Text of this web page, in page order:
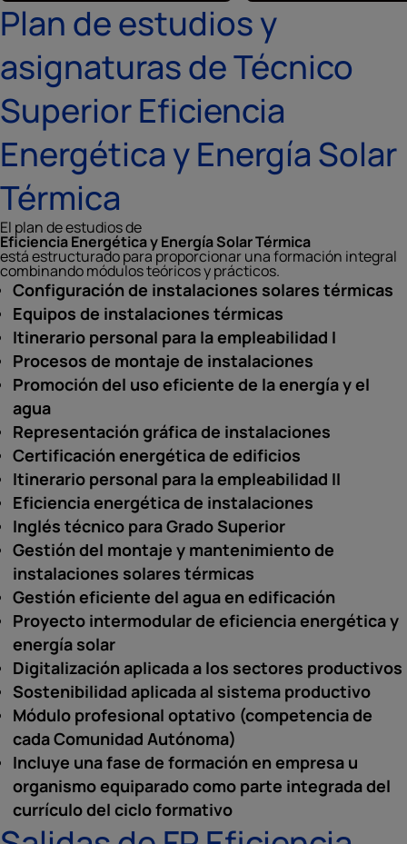
Plan de estudios y
asignaturas de Técnico
Superior Eficiencia
Energética y Energía Solar
Térmica
El plan de estudios de
Eficiencia Energética y Energía Solar Térmica
está estructurado para proporcionar una formación integral
combinando módulos teóricos y prácticos.
Configuración de instalaciones solares térmicas
Equipos de instalaciones térmicas
Itinerario personal para la empleabilidad I
Procesos de montaje de instalaciones
Promoción del uso eficiente de la energía y el
agua
Representación gráfica de instalaciones
Certificación energética de edificios
Itinerario personal para la empleabilidad II
Eficiencia energética de instalaciones
Inglés técnico para Grado Superior
Gestión del montaje y mantenimiento de
instalaciones solares térmicas
Gestión eficiente del agua en edificación
Proyecto intermodular de eficiencia energética y
energía solar
Digitalización aplicada a los sectores productivos
Sostenibilidad aplicada al sistema productivo
Módulo profesional optativo (competencia de
cada Comunidad Autónoma)
Incluye una fase de formación en empresa u
organismo equiparado como parte integrada del
currículo del ciclo formativo